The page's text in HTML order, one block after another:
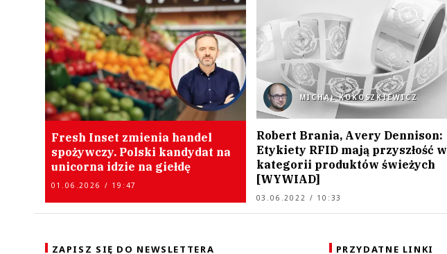
Fresh Inset zmienia handel
spożywczy. Polski kandydat na
unicorna idzie na giełdę
01.06.2026 / 19:47
MICHAŁ KOKOSZKIEWICZ
Robert Brania, Avery Dennison:
Etykiety RFID mają przyszłość w
kategorii produktów świeżych
[WYWIAD]
03.06.2022 / 10:33
ZAPISZ SIĘ DO NEWSLETTERA PRZYDATNE LINKI